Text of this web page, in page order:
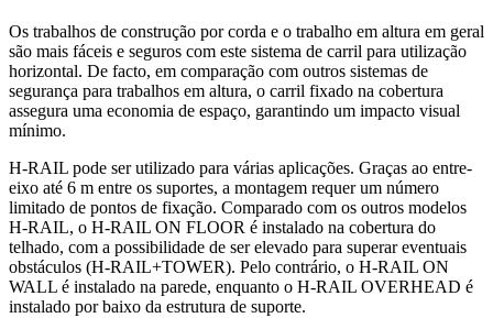
Os trabalhos de construção por corda e o trabalho em altura em geral
são mais fáceis e seguros com este sistema de carril para utilização
horizontal. De facto, em comparação com outros sistemas de
segurança para trabalhos em altura, o carril fixado na cobertura
assegura uma economia de espaço, garantindo um impacto visual
mínimo.
H-RAIL pode ser utilizado para várias aplicações. Graças ao entre-
eixo até 6 m entre os suportes, a montagem requer um número
limitado de pontos de fixação. Comparado com os outros modelos
H-RAIL, o H-RAIL ON FLOOR é instalado na cobertura do
telhado, com a possibilidade de ser elevado para superar eventuais
obstáculos (H-RAIL+TOWER). Pelo contrário, o H-RAIL ON
WALL é instalado na parede, enquanto o H-RAIL OVERHEAD é
instalado por baixo da estrutura de suporte.